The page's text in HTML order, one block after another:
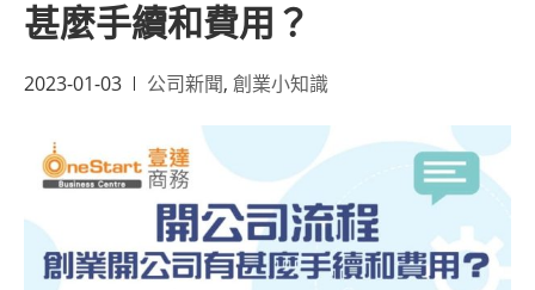
甚麼手續和費用？
2023-01-03 公司新聞, 創業小知識